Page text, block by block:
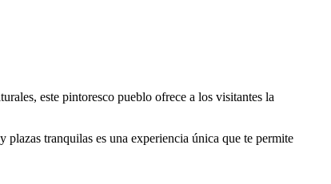
este pintoresco pueblo ofrece a los visitantes la
plazas tranquilas es una experiencia única que te permite